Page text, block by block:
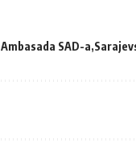
Ambasada SAD-a